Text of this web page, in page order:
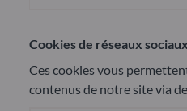
Cookies de réseaux sociaux
Ces cookies vous
contenus de notre site via